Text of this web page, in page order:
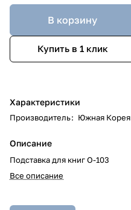
В корзину
Купить в 1 клик
Характеристики
Производитель: Южная Корея
Описание
Подставка для книг O-103
Все описание